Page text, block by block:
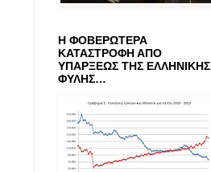
Η ΦΟΒΕΡΩΤΕΡΑ
ΚΑΤΑΣΤΡΟΦΗ ΑΠΟ
ΥΠΑΡΞΕΩΣ ΤΗΣ ΕΛΛΗΝΙΚΗΣ
ΦΥΛΗΣ…